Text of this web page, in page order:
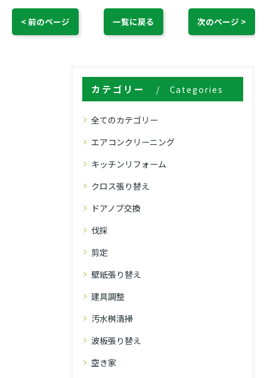
< 前のページ 一覧に戻る 次のページ >
カテゴリー Categories
全てのカテゴリー
エアコンクリーニング
キッチンリフォーム
クロス張り替え
ドアノブ交換
伐採
剪定
壁紙張り替え
建具調整
汚水桝清掃
波板張り替え
空き家